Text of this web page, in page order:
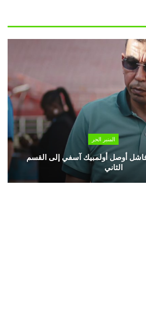
المنبر الحر
فاشل أوصل أولمبيك آسفي إلى القسم
الثاني